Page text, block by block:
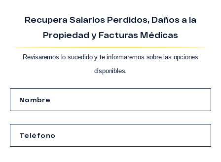
Recupera Salarios Perdidos, Daños a la
Propiedad y Facturas Médicas
Revisaremos lo sucedido y te informaremos sobre las opciones
disponibles.